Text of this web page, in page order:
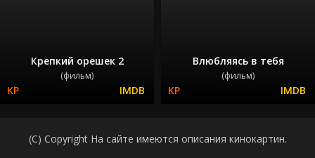
Крепкий орешек 2
(фильм)
Влюбляясь в тебя
(фильм)
(C) Copyright На сайте имеются описания кинокартин.